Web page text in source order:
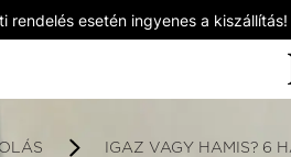
esetén ingyenes a kiszállítás!
IGAZ VAGY HAMIS? 6